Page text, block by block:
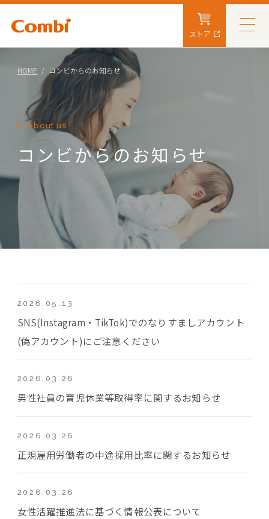
ストア
HOME コンビからのお知らせ
About us
コンビからのお知らせ
2026.05.13
SNS(Instagram・TikTok)でのなりすましアカウント
(偽アカウント)にご注意ください
2026.03.26
男性社員の育児休業等取得率に関するお知らせ
2026.03.26
正規雇用労働者の中途採用比率に関するお知らせ
2026.03.26
女性活躍推進法に基づく情報公表について